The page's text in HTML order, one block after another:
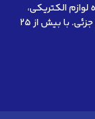
الکتریکی،
روشنایی و ملزومات برق ساختمان به صورت عمده و جزئی. با بیش از ۲۵